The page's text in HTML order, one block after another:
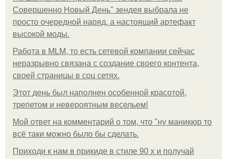
Совершенно Новый День" зендея выбрала не
просто очередной наряд, а настоящий артефакт
высокой моды.
Работа в MLM, то есть сетевой компании сейчас
неразрывно связана с создание своего контента,
своей страницы в соц сетях.
Этот день был наполнен особенной красотой,
трепетом и невероятным весельем!
Мой ответ на комментарий о том, что "ну маникюр то
всё таки можно было бы сделать.
Приходи к нам в прикиде в стиле 90 х и получай